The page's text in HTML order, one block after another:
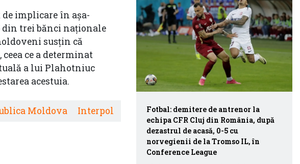
de implicare în așa-
din trei bănci naționale
susțin că
ce a determinat
a lui Plahotniuc
acestuia.
Moldova Interpol
Fotbal: demitere de antrenor la
echipa CFR Cluj din România, după
dezastrul de acasă, 0-5 cu
norvegienii de la Tromso IL, în
Conference League